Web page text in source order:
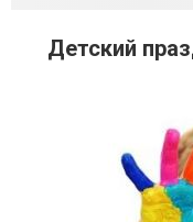
Детский